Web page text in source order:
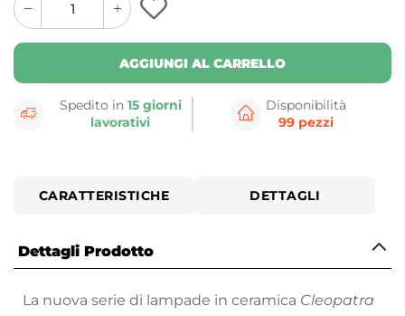
quantity
button
quantity
minus
button
AGGIUNGI AL CARRELLO
Spedito in 15 giorni
lavorativi
Disponibilità
99 pezzi
CARATTERISTICHE DETTAGLI
Dettagli Prodotto
La nuova serie di lampade in ceramica Cleopatra